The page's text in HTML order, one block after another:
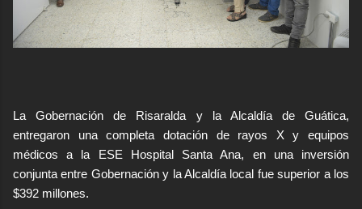
La Gobernación de Risaralda y la Alcaldía de Guática,
entregaron una completa dotación de rayos X y equipos
médicos a la ESE Hospital Santa Ana, en una inversión
conjunta entre Gobernación y la Alcaldía local fue superior a los
$392 millones.